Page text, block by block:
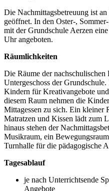
Die Nachmittagsbetreuung ist
geöffnet. In den Oster-,
mit der Grundschule Aerzen
Uhr angeboten.
Räumlichkeiten
Die Räume der
Untergeschoss der
Kindern für Kreativangebote
diesem Raum nehmen die
Mittagessen zu sich. Ein kleiner
Matratzen und Kissen lädt zum
hinaus stehen der
Musikraum, ein
Turnhalle für die pädagogische
Tagesablauf
je nach Unterrichtsende
Angebote